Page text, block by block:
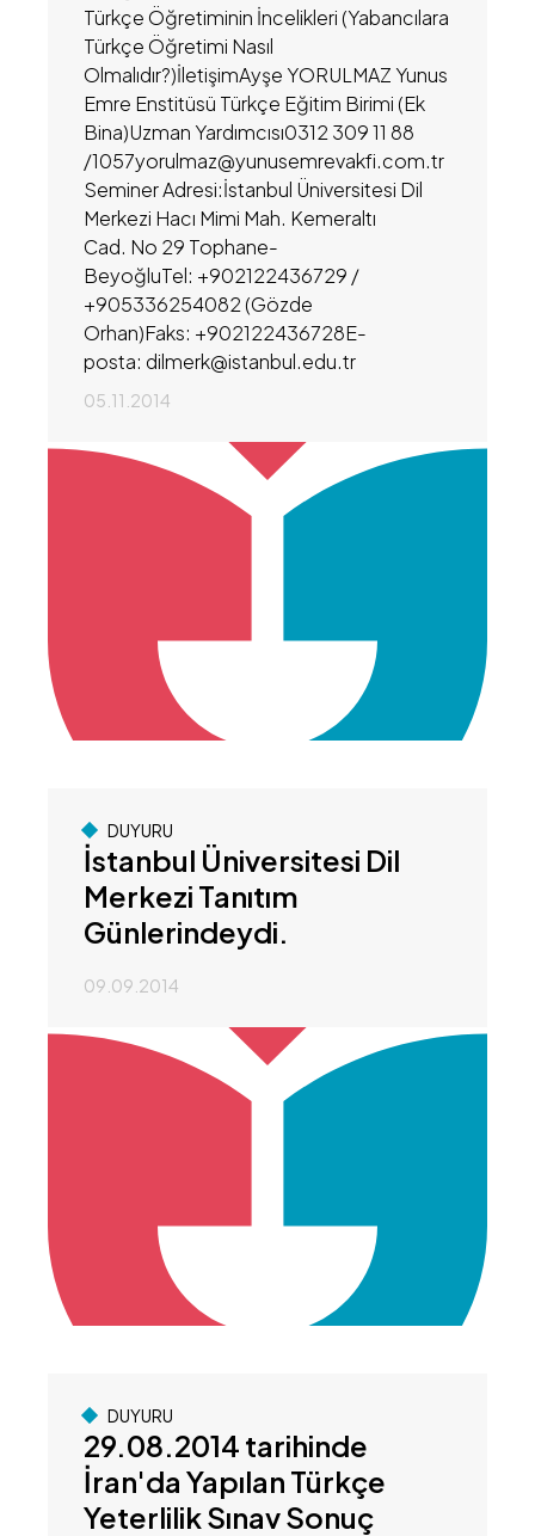
Türkçe Öğretiminin İncelikleri (Yabancılara
Türkçe Öğretimi Nasıl
Olmalıdır?)İletişimAyşe YORULMAZ Yunus
Emre Enstitüsü Türkçe Eğitim Birimi (Ek
Bina)Uzman Yardımcısı0312 309 11 88
/1057yorulmaz@yunusemrevakfi.com.tr
Seminer Adresi:İstanbul Üniversitesi Dil
Merkezi Hacı Mimi Mah. Kemeraltı
Cad. No 29 Tophane-
BeyoğluTel: +902122436729 /
+905336254082 (Gözde
Orhan)Faks: +902122436728E-
posta: dilmerk@istanbul.edu.tr
05.11.2014
DUYURU
İstanbul Üniversitesi Dil
Merkezi Tanıtım
Günlerindeydi.
09.09.2014
DUYURU
29.08.2014 tarihinde
İran'da Yapılan Türkçe
Yeterlilik Sınav Sonuç